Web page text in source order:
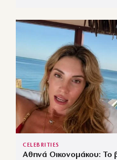
CELEBRITIES
Αθηνά Οικονομάκου: Το